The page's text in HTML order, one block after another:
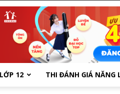
LỚP 12 THI ĐÁNH GIÁ NĂNG